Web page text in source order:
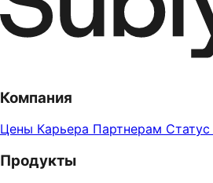
Компания
Цены Карьера Партнерам Статус
Продукты